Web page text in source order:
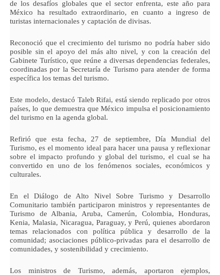
de los desafíos globales que el sector enfrenta, este año para
México ha resultado extraordinario, en cuanto a ingreso de
turistas internacionales y captación de divisas.
Reconoció que el crecimiento del turismo no podría haber sido
posible sin el apoyo del más alto nivel, y con la creación del
Gabinete Turístico, que reúne a diversas dependencias federales,
coordinadas por la Secretaría de Turismo para atender de forma
específica los temas del turismo.
Este modelo, destacó Taleb Rifai, está siendo replicado por otros
países, lo que demuestra que México impulsa el posicionamiento
del turismo en la agenda global.
Refirió que esta fecha, 27 de septiembre, Día Mundial del
Turismo, es el momento ideal para hacer una pausa y reflexionar
sobre el impacto profundo y global del turismo, el cual se ha
convertido en uno de los fenómenos sociales, económicos y
culturales.
En el Diálogo de Alto Nivel Sobre Turismo y Desarrollo
Comunitario también participaron ministros y representantes de
Turismo de Albania, Aruba, Camerún, Colombia, Honduras,
Kenia, Malasia, Nicaragua, Paraguay, y Perú, quienes abordaron
temas relacionados con política pública y desarrollo de la
comunidad; asociaciones público-privadas para el desarrollo de
comunidades, y sostenibilidad y crecimiento.
Los ministros de Turismo, además, aportaron ejemplos,